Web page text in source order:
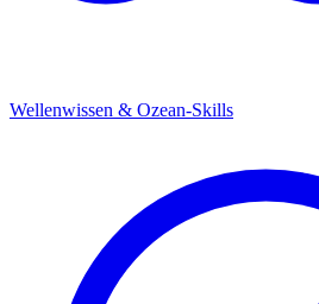
Wellenwissen & Ozean-Skills